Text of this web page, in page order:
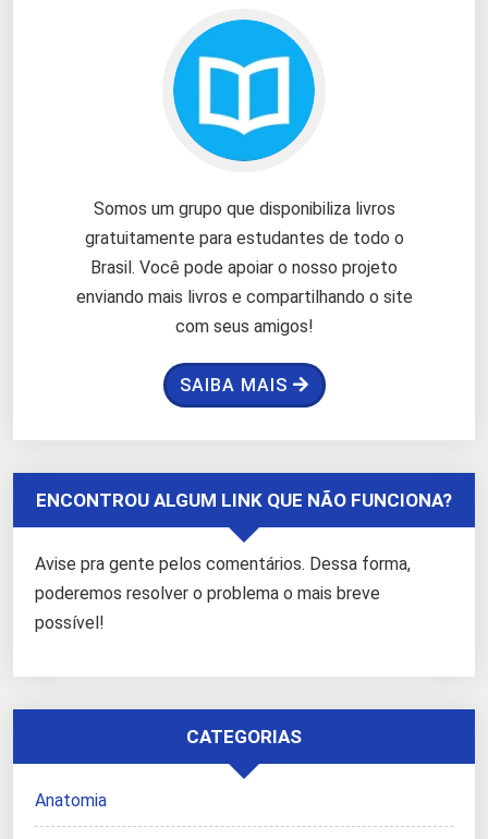
Somos um grupo que disponibiliza livros
gratuitamente para estudantes de todo o
Brasil. Você pode apoiar o nosso projeto
enviando mais livros e compartilhando o site
com seus amigos!
SAIBA MAIS
ENCONTROU ALGUM LINK QUE NÃO FUNCIONA?
Avise pra gente pelos comentários. Dessa forma,
poderemos resolver o problema o mais breve
possível!
CATEGORIAS
Anatomia